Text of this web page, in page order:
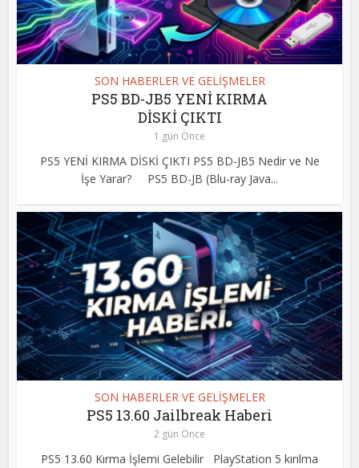
SON HABERLER VE GELİŞMELER
PS5 BD-JB5 YENİ KIRMA
DİSKİ ÇIKTI
1 gün Önce
PS5 YENİ KIRMA DİSKİ ÇIKTI PS5 BD-JB5 Nedir ve Ne
İşe Yarar? PS5 BD-JB (Blu-ray Java...
SON HABERLER VE GELİŞMELER
PS5 13.60 Jailbreak Haberi
2 gün Önce
PS5 13.60 Kırma İşlemi Gelebilir PlayStation 5 kırılma